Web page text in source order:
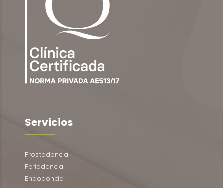
Servicios
Prostodoncia
Periodoncia
Endodoncia